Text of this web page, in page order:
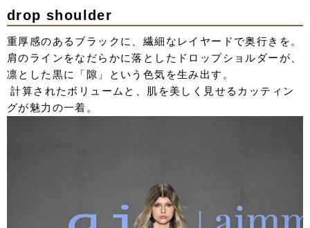
drop shoulder
重厚感のあるブラックに、繊細なレイヤードで奥行きを。
肩のラインをなだらかに落としたドロップショルダーが、
凛とした黒に「隙」という色気を生み出す。
計算されたボリュームと、肌を美しく見せるカッティン
グが魅力の一着。